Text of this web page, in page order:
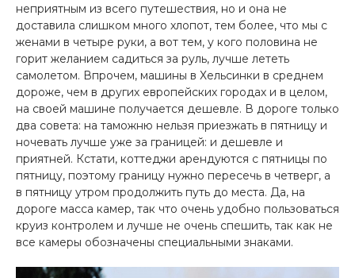
неприятным из всего путешествия, но и она не
доставила слишком много хлопот, тем более, что мы с
женами в четыре руки, а вот тем, у кого половина не
горит желанием садиться за руль, лучше лететь
самолетом. Впрочем, машины в Хельсинки в среднем
дороже, чем в других европейских городах и в целом,
на своей машине получается дешевле. В дороге только
два совета: на таможню нельзя приезжать в пятницу и
ночевать лучше уже за границей: и дешевле и
приятней. Кстати, коттеджи арендуются с пятницы по
пятницу, поэтому границу нужно пересечь в четверг, а
в пятницу утром продолжить путь до места. Да, на
дороге масса камер, так что очень удобно пользоваться
круиз контролем и лучше не очень спешить, так как не
все камеры обозначены специальными знаками.